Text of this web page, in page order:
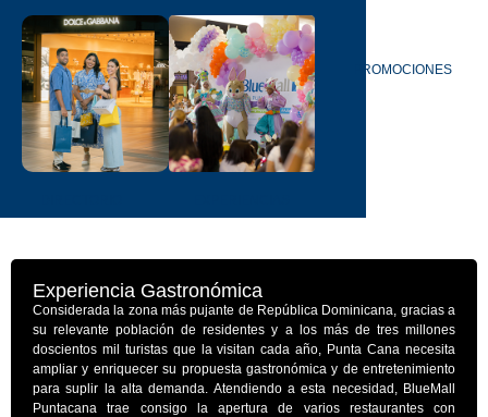
Ver Más
PROMOCIONES
Experiencia Gastronómica
Considerada la zona más pujante de República Dominicana, gracias a
su relevante población de residentes y a los más de tres millones
doscientos mil turistas que la visitan cada año, Punta Cana necesita
ampliar y enriquecer su propuesta gastronómica y de entretenimiento
para suplir la alta demanda. Atendiendo a esta necesidad, BlueMall
Puntacana trae consigo la apertura de varios restaurantes con